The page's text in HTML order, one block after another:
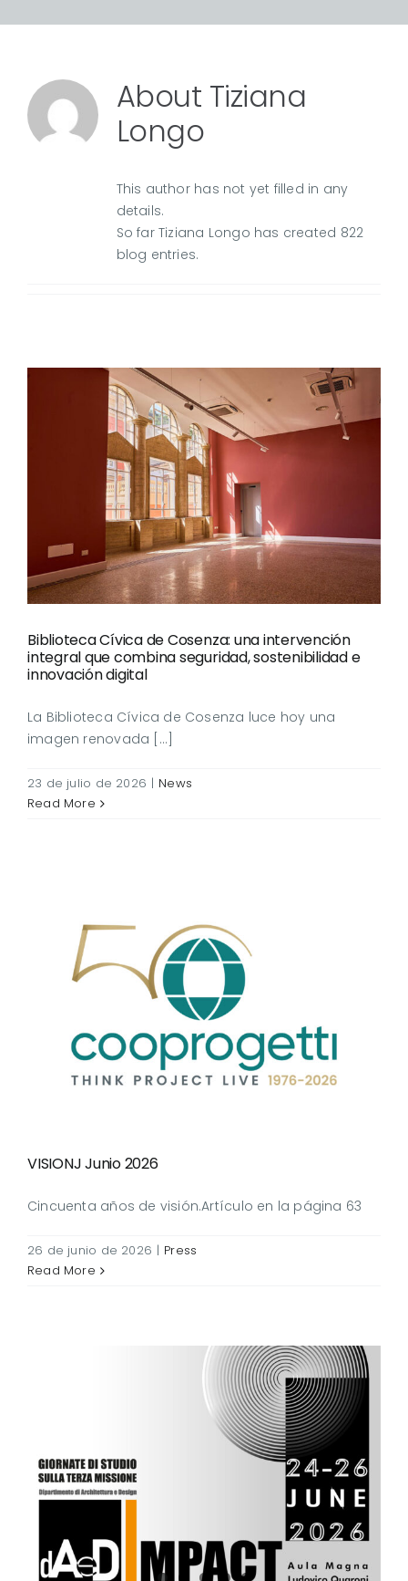
About Tiziana
Longo
This author has not yet filled in any
details.
So far Tiziana Longo has created 822
blog entries.
Biblioteca Cívica de
Cosenza: una intervención
integral que combina
seguridad, sostenibilidad e
innovación digital
Biblioteca Cívica de Cosenza: una intervención
integral que combina seguridad, sostenibilidad e
innovación digital
La Biblioteca Cívica de Cosenza luce hoy una
imagen renovada [...]
23 de julio de 2026 | News
Read More
VISIONJ Junio 2026
VISIONJ Junio 2026
Cincuenta años de visión.Artículo en la página 63
26 de junio de 2026 | Press
Read More
Cooprogetti en las
Jornadas de Estudio sobre
la Tercera Misión dAeD